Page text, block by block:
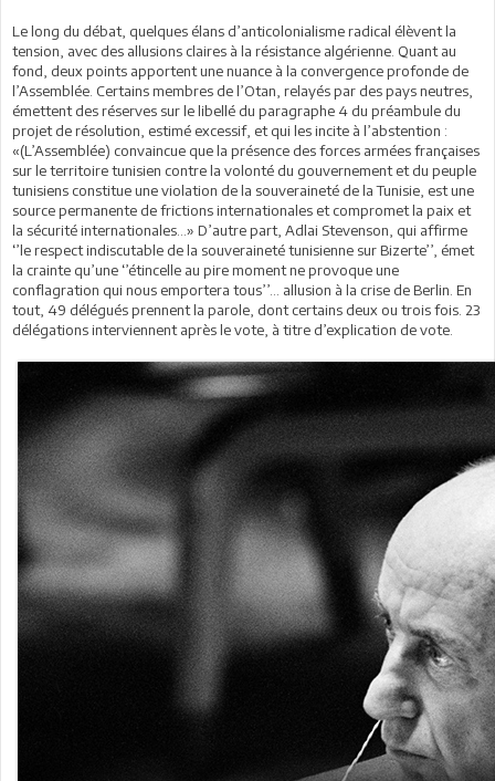
Le long du débat, quelques élans d’anticolonialisme radical élèvent la
tension, avec des allusions claires à la résistance algérienne. Quant au
fond, deux points apportent une nuance à la convergence profonde de
l’Assemblée. Certains membres de l’Otan, relayés par des pays neutres,
émettent des réserves sur le libellé du paragraphe 4 du préambule du
projet de résolution, estimé excessif, et qui les incite à l’abstention :
«(L’Assemblée) convaincue que la présence des forces armées françaises
sur le territoire tunisien contre la volonté du gouvernement et du peuple
tunisiens constitue une violation de la souveraineté de la Tunisie, est une
source permanente de frictions internationales et compromet la paix et
la sécurité internationales…» D’autre part, Adlai Stevenson, qui affirme
‘’le respect indiscutable de la souveraineté tunisienne sur Bizerte’’, émet
la crainte qu’une ‘’étincelle au pire moment ne provoque une
conflagration qui nous emportera tous’’… allusion à la crise de Berlin. En
tout, 49 délégués prennent la parole, dont certains deux ou trois fois. 23
délégations interviennent après le vote, à titre d’explication de vote.